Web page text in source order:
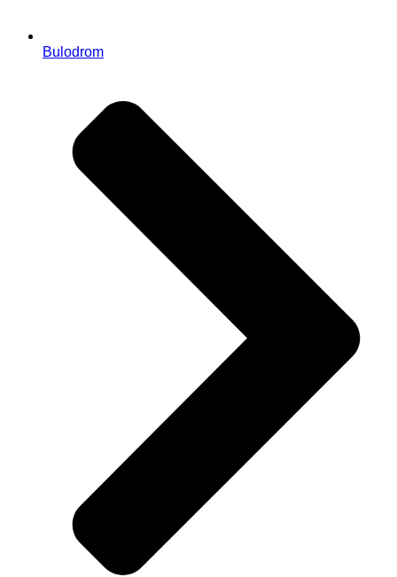
Bulodrom